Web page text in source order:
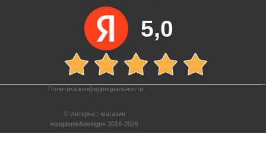
© Интернет-магазин
«otoplenie&design» 2016-2026
Политика конфиденциальности
5,0